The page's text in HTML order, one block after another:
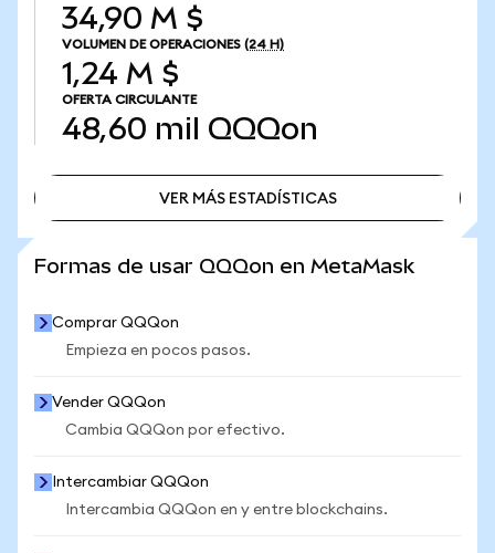
34,90 M $
VOLUMEN DE OPERACIONES (24 H)
1,24 M $
OFERTA CIRCULANTE
48,60 mil QQQon
VER MÁS ESTADÍSTICAS
Formas de usar QQQon en MetaMask
Comprar QQQon
Empieza en pocos pasos.
Vender QQQon
Cambia QQQon por efectivo.
Intercambiar QQQon
Intercambia QQQon en y entre blockchains.